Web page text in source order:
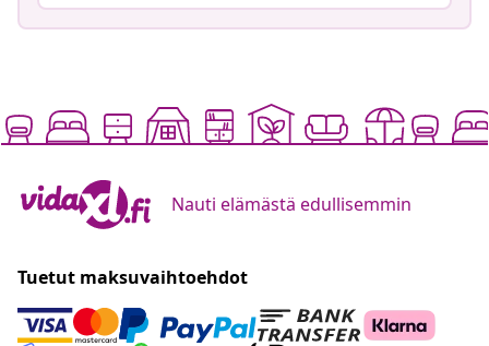
Nauti elämästä edullisemmin
Tuetut maksuvaihtoehdot